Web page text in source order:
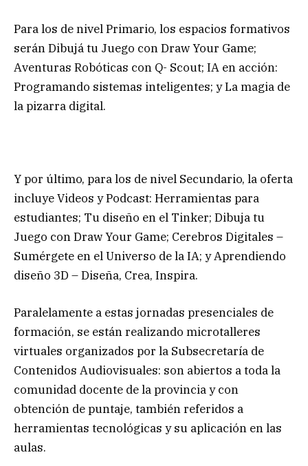
Para los de nivel Primario, los espacios formativos
serán Dibujá tu Juego con Draw Your Game;
Aventuras Robóticas con Q- Scout; IA en acción:
Programando sistemas inteligentes; y La magia de
la pizarra digital.
Y por último, para los de nivel Secundario, la oferta
incluye Videos y Podcast: Herramientas para
estudiantes; Tu diseño en el Tinker; Dibuja tu
Juego con Draw Your Game; Cerebros Digitales –
Sumérgete en el Universo de la IA; y Aprendiendo
diseño 3D – Diseña, Crea, Inspira.
Paralelamente a estas jornadas presenciales de
formación, se están realizando microtalleres
virtuales organizados por la Subsecretaría de
Contenidos Audiovisuales: son abiertos a toda la
comunidad docente de la provincia y con
obtención de puntaje, también referidos a
herramientas tecnológicas y su aplicación en las
aulas.